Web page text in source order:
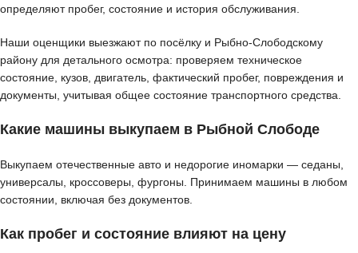
определяют пробег, состояние и история обслуживания.
Наши оценщики выезжают по посёлку и Рыбно-Слободскому
району для детального осмотра: проверяем техническое
состояние, кузов, двигатель, фактический пробег, повреждения и
документы, учитывая общее состояние транспортного средства.
Какие машины выкупаем в Рыбной Слободе
Выкупаем отечественные авто и недорогие иномарки — седаны,
универсалы, кроссоверы, фургоны. Принимаем машины в любом
состоянии, включая без документов.
Как пробег и состояние влияют на цену